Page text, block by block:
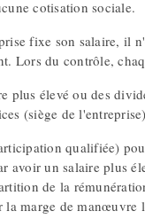
cotisation sociale.
fixe son salaire, il
Lors du contrôle,
plus élevé ou des
(siège de
qualifiée)
avoir un salaire plus
de la
la marge de manœuvre